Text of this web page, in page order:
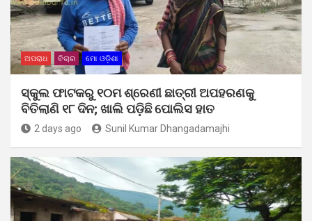
ଅପରାଧ ବିଚାର ମୋ ଓଡ଼ିଶା
ସ୍କୁଲ ଫାଟକରୁ ୧୦ମ ଶ୍ରେଣୀ ଛାତ୍ରୀ ଅପହରଣକୁ
ବିତିଲାଣି ୧୮ ଦିନ; ଖାଲି ପଡ଼ିଛି ପୋଲିସ ହାତ
2 days ago Sunil Kumar Dhangadamajhi